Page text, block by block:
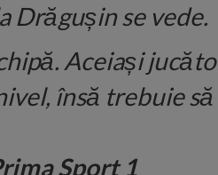
Drăgușin se vede.
Aceiași
însă trebuie
Sport 1